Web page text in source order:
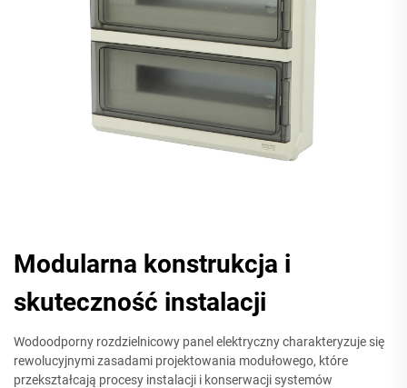
Modularna konstrukcja i
skuteczność instalacji
Wodoodporny rozdzielnicowy panel elektryczny charakteryzuje się
rewolucyjnymi zasadami projektowania modułowego, które
przekształcają procesy instalacji i konserwacji systemów